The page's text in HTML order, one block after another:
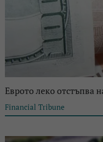
Еврото леко отстъпва
Financial Tribune